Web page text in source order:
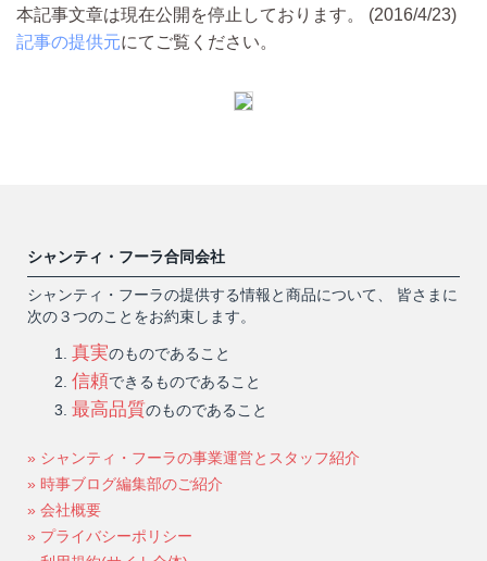
本記事文章は現在公開を停止しております。 (2016/4/23)
記事の提供元にてご覧ください。
シャンティ・フーラ合同会社
シャンティ・フーラの提供する情報と商品について、 皆さまに
次の３つのことをお約束します。
真実のものであること
信頼できるものであること
最高品質のものであること
» シャンティ・フーラの事業運営とスタッフ紹介
» 時事ブログ編集部のご紹介
» 会社概要
» プライバシーポリシー